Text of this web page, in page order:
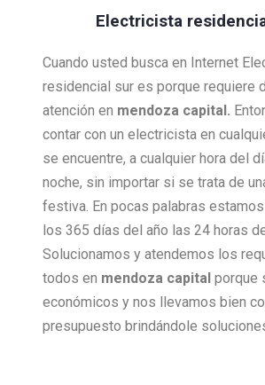
Electricista
Cuando usted busca en Internet
residencial sur es porque requiere
atención en mendoza capital.
contar con un electricista en
se encuentre, a cualquier hora del
noche, sin importar si se trata de
festiva. En pocas palabras
los 365 días del año las 24 horas
Solucionamos y atendemos los
todos en mendoza capital porque
económicos y nos llevamos bien
presupuesto brindándole